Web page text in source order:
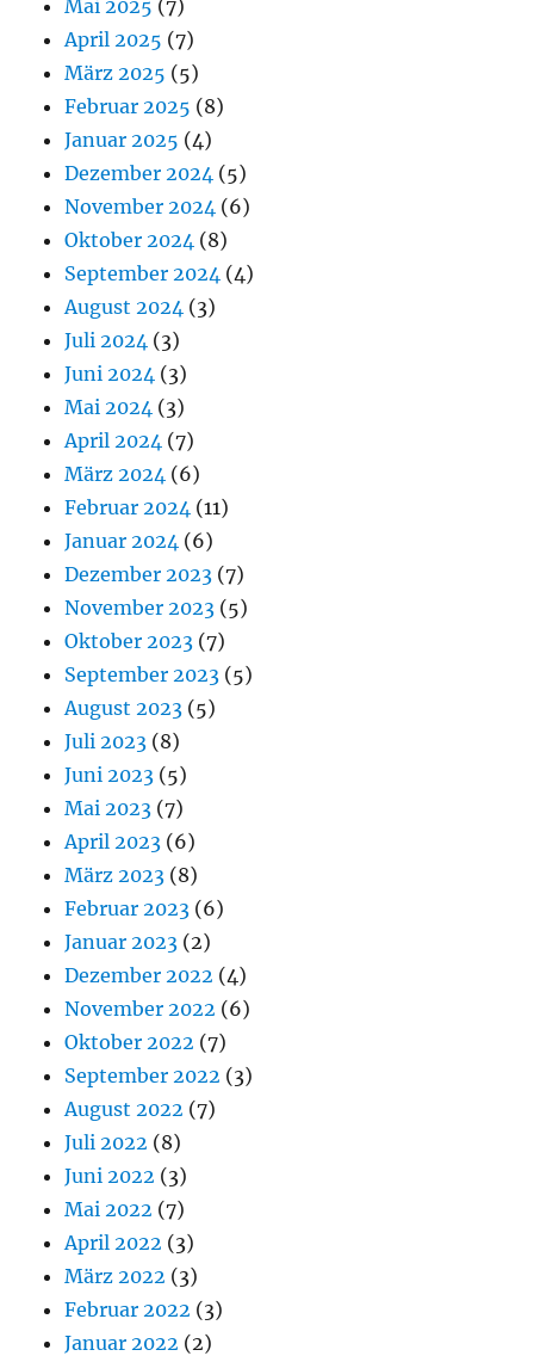
Mai 2025 (7)
April 2025 (7)
März 2025 (5)
Februar 2025 (8)
Januar 2025 (4)
Dezember 2024 (5)
November 2024 (6)
Oktober 2024 (8)
September 2024 (4)
August 2024 (3)
Juli 2024 (3)
Juni 2024 (3)
Mai 2024 (3)
April 2024 (7)
März 2024 (6)
Februar 2024 (11)
Januar 2024 (6)
Dezember 2023 (7)
November 2023 (5)
Oktober 2023 (7)
September 2023 (5)
August 2023 (5)
Juli 2023 (8)
Juni 2023 (5)
Mai 2023 (7)
April 2023 (6)
März 2023 (8)
Februar 2023 (6)
Januar 2023 (2)
Dezember 2022 (4)
November 2022 (6)
Oktober 2022 (7)
September 2022 (3)
August 2022 (7)
Juli 2022 (8)
Juni 2022 (3)
Mai 2022 (7)
April 2022 (3)
März 2022 (3)
Februar 2022 (3)
Januar 2022 (2)